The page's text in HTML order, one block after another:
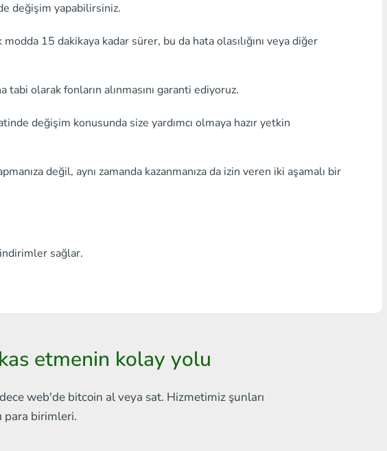
Herhangi bir banka KGS
Herhangi bir banka PLN
Ripple
değişim yapabilirsiniz.
15 dakikaya kadar sürer, bu da hata olasılığını veya diğer
olarak fonların alınmasını garanti ediyoruz.
değişim konusunda size yardımcı olmaya hazır yetkin
değil, aynı zamanda kazanmanıza da izin veren iki aşamalı bir
sağlar.
etmenin kolay yolu
web'de bitcoin al veya sat. Hizmetimiz şunları
para birimleri.